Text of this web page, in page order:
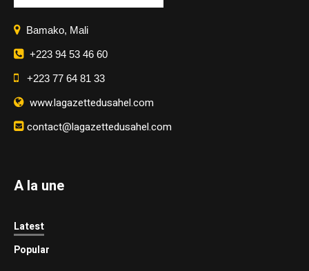
Bamako, Mali
+223 94 53 46 60
+223 77 64 81 33
www.lagazettedusahel.com
contact@lagazettedusahel.com
A la une
Latest
Popular